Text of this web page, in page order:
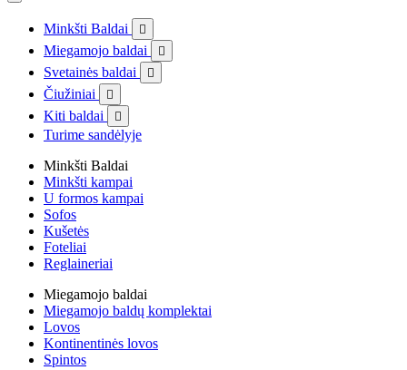
Minkšti Baldai 
Miegamojo baldai 
Svetainės baldai 
Čiužiniai 
Kiti baldai 
Turime sandėlyje
Minkšti Baldai
Minkšti kampai
U formos kampai
Sofos
Kušetės
Foteliai
Reglaineriai
Miegamojo baldai
Miegamojo baldų komplektai
Lovos
Kontinentinės lovos
Spintos